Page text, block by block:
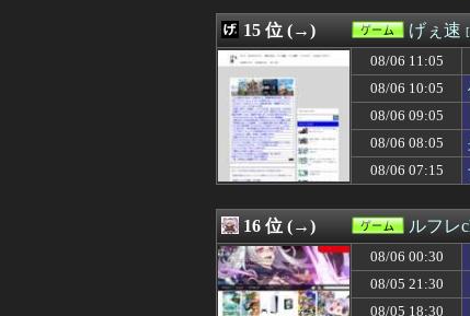
08/05 16:35
【ウマ娘】
15 位 (→) げぇ速
08/06 11:05
08/06 10:05
08/06 09:05
08/06 08:05
08/06 07:15
16 位 (→) ルフレ
08/06 00:30
08/05 21:30
08/05 18:30